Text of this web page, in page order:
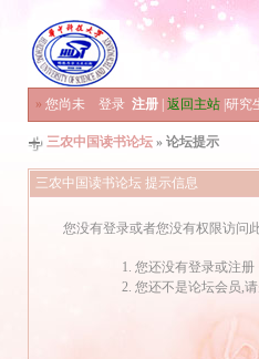
» 您尚未 登录 注册 返回主站 研究
三农中国读书论坛 » 论坛提示
三农中国读书论坛 提示信息
您没有登录或者您没有权限访问
您还没有登录或注
您还不是论坛会员,